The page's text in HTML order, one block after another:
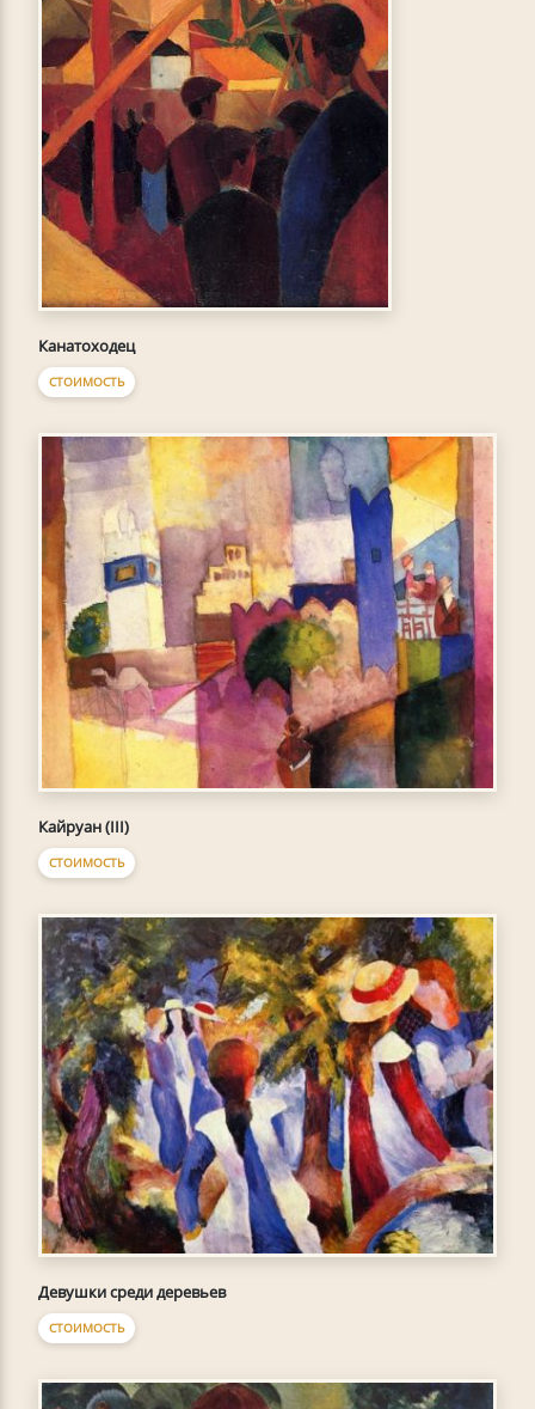
Канатоходец
СТОИМОСТЬ
Кайруан (III)
СТОИМОСТЬ
Девушки среди деревьев
СТОИМОСТЬ